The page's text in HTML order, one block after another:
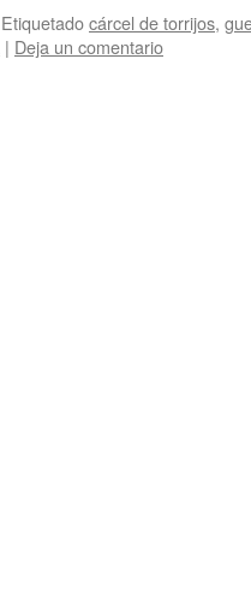
Etiquetadocárcel de torrijos,
| Deja un comentario